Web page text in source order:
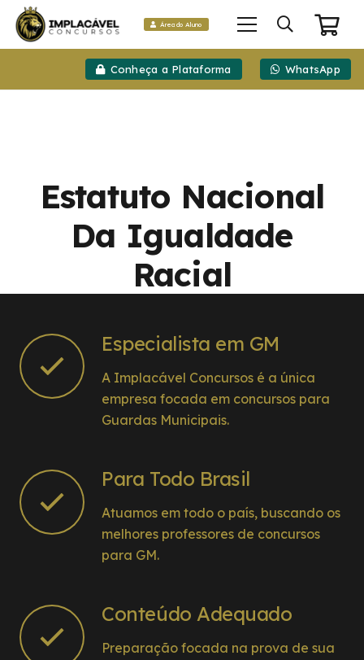
Área do Aluno
Conheça a Plataforma WhatsApp
Estatuto Nacional
Da Igualdade
Racial
Especialista em GM
A Implacável Concursos é a única
empresa focada em concursos para
Guardas Municipais.
Para Todo Brasil
Atuamos em todo o país, buscando os
melhores professores de concursos
para GM.
Conteúdo Adequado
Preparação focada na prova de sua